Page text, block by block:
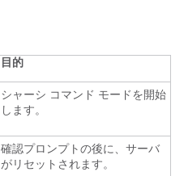
目的
シャーシ コマンド モードを開始
します。
確認プロンプトの後に、サーバ
がリセットされます。